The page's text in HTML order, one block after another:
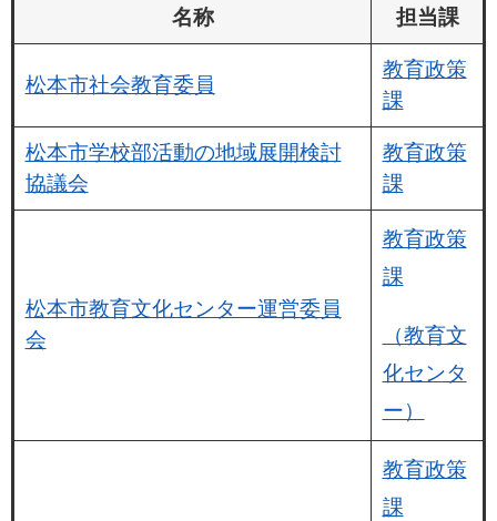
名称 担当課
松本市社会教育委員
教育政策
課
松本市学校部活動の地域展開検討
協議会
教育政策
課
松本市教育文化センター運営委員
会
教育政策
課
（教育文
化センタ
ー）
教育政策
課